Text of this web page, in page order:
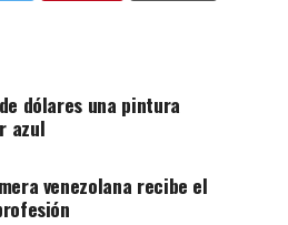
dólares una pintura
azul
venezolana recibe el